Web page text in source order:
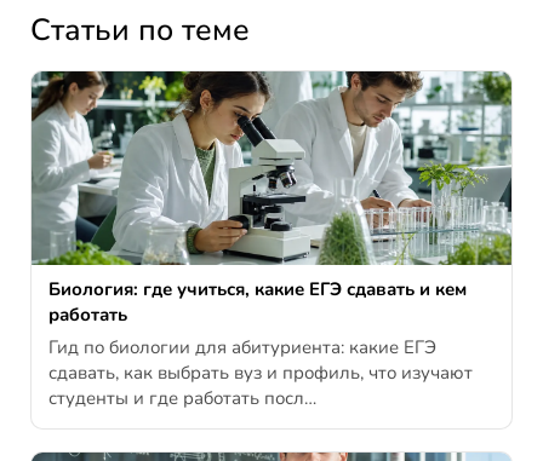
Статьи по теме
Биология: где учиться, какие ЕГЭ сдавать и кем
работать
Гид по биологии для абитуриента: какие ЕГЭ
сдавать, как выбрать вуз и профиль, что изучают
студенты и где работать посл…